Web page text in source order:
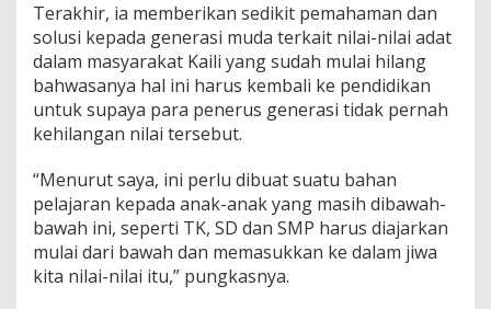
Terakhir, ia memberikan sedikit pemahaman dan
solusi kepada generasi muda terkait nilai-nilai adat
dalam masyarakat Kaili yang sudah mulai hilang
bahwasanya hal ini harus kembali ke pendidikan
untuk supaya para penerus generasi tidak pernah
kehilangan nilai tersebut.
“Menurut saya, ini perlu dibuat suatu bahan
pelajaran kepada anak-anak yang masih dibawah-
bawah ini, seperti TK, SD dan SMP harus diajarkan
mulai dari bawah dan memasukkan ke dalam jiwa
kita nilai-nilai itu,” pungkasnya.